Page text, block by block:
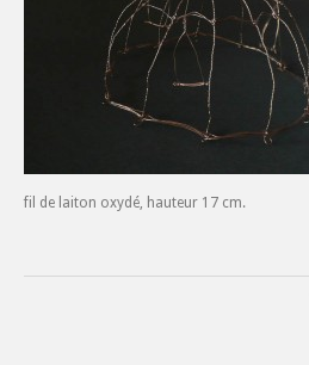
fil de laiton oxydé, hauteur 17 cm.